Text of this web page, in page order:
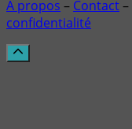
À propos – Contact–
confidentialité